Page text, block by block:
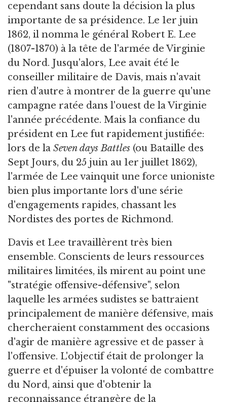
cependant sans doute la décision la plus
importante de sa présidence. Le 1er juin
1862, il nomma le général Robert E. Lee
(1807-1870) à la tête de l'armée de Virginie
du Nord. Jusqu'alors, Lee avait été le
conseiller militaire de Davis, mais n'avait
rien d'autre à montrer de la guerre qu'une
campagne ratée dans l'ouest de la Virginie
l'année précédente. Mais la confiance du
président en Lee fut rapidement justifiée:
lors de la Seven days Battles (ou Bataille des
Sept Jours, du 25 juin au 1er juillet 1862),
l'armée de Lee vainquit une force unioniste
bien plus importante lors d'une série
d'engagements rapides, chassant les
Nordistes des portes de Richmond.
Davis et Lee travaillèrent très bien
ensemble. Conscients de leurs ressources
militaires limitées, ils mirent au point une
"stratégie offensive-défensive", selon
laquelle les armées sudistes se battraient
principalement de manière défensive, mais
chercheraient constamment des occasions
d'agir de manière agressive et de passer à
l'offensive. L'objectif était de prolonger la
guerre et d'épuiser la volonté de combattre
du Nord, ainsi que d'obtenir la
reconnaissance étrangère de la